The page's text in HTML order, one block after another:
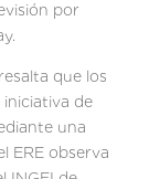
por
que los
de
una
ERE observa